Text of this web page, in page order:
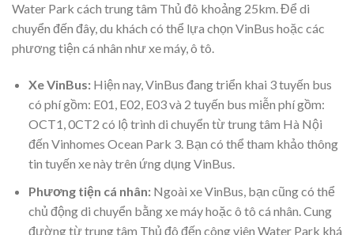
Water Park cách trung tâm Thủ đô khoảng 25km. Để di
chuyển đến đây, du khách có thể lựa chọn VinBus hoặc các
phương tiện cá nhân như xe máy, ô tô.
Xe VinBus:Hiện nay, VinBus đang triển khai 3 tuyến bus
có phí gồm: E01, E02, E03 và 2 tuyến bus miễn phí gồm:
OCT1, 0CT2 có lộ trình di chuyển từ trung tâm Hà Nội
đến Vinhomes Ocean Park 3. Bạn có thể tham khảo thông
tin tuyến xe này trên ứng dụng VinBus.
Phương tiện cá nhân:Ngoài xe VinBus, bạn cũng có thể
chủ động di chuyển bằng xe máy hoặc ô tô cá nhân. Cung
đường từ trung tâm Thủ đô đến công viên Water Park khá